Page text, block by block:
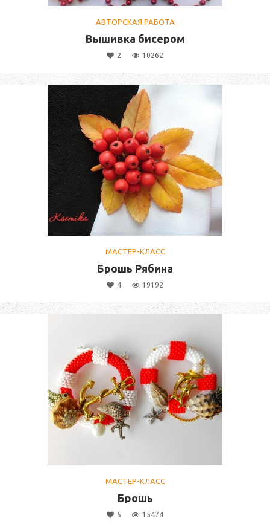
АВТОРСКАЯ РАБОТА
Вышивка бисером
2 10262
МАСТЕР-КЛАСС
Брошь Рябина
4 19192
МАСТЕР-КЛАСС
Брошь
5 15474